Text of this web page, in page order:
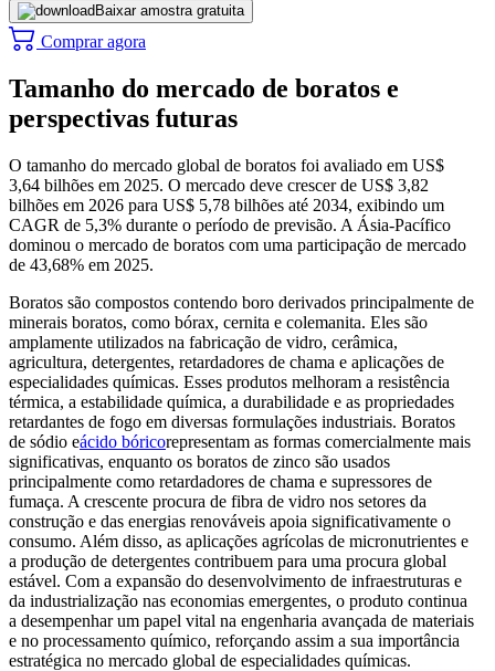
Baixar amostra gratuita
Comprar agora
Tamanho do mercado de boratos e
perspectivas futuras
O tamanho do mercado global de boratos foi avaliado em US$
3,64 bilhões em 2025. O mercado deve crescer de US$ 3,82
bilhões em 2026 para US$ 5,78 bilhões até 2034, exibindo um
CAGR de 5,3% durante o período de previsão. A Ásia-Pacífico
dominou o mercado de boratos com uma participação de mercado
de 43,68% em 2025.
Boratos são compostos contendo boro derivados principalmente de
minerais boratos, como bórax, cernita e colemanita. Eles são
amplamente utilizados na fabricação de vidro, cerâmica,
agricultura, detergentes, retardadores de chama e aplicações de
especialidades químicas. Esses produtos melhoram a resistência
térmica, a estabilidade química, a durabilidade e as propriedades
retardantes de fogo em diversas formulações industriais. Boratos
de sódio eácido bóricorepresentam as formas comercialmente mais
significativas, enquanto os boratos de zinco são usados ​​
principalmente como retardadores de chama e supressores de
fumaça. A crescente procura de fibra de vidro nos setores da
construção e das energias renováveis ​​apoia significativamente o
consumo. Além disso, as aplicações agrícolas de micronutrientes e
a produção de detergentes contribuem para uma procura global
estável. Com a expansão do desenvolvimento de infraestruturas e
da industrialização nas economias emergentes, o produto continua
a desempenhar um papel vital na engenharia avançada de materiais
e no processamento químico, reforçando assim a sua importância
estratégica no mercado global de especialidades químicas.